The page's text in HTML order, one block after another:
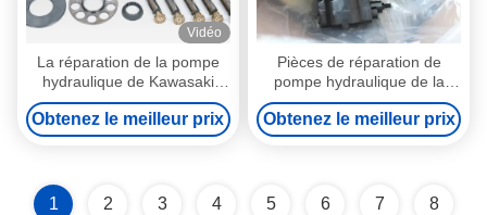
Vidéo
La réparation de la pompe
hydraulique de Kawasaki
partie/du plateau oscillant
haute performance
Obtenez le meilleur prix
Pièces de réparation de
pompe hydraulique de la
vitesse PVG32 PVG065
PVG075 d'huile pour des
machines de construction de
Obtenez le meilleur prix
1 2 3 4 5 6 7 8